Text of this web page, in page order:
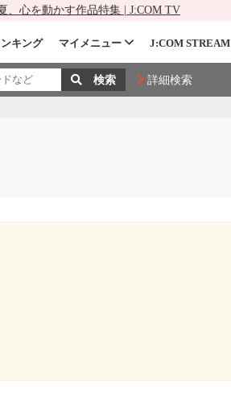
、心を動かす作品特集 | J:COM TV
キング マイメニュー J:COM STREAM
詳細検索